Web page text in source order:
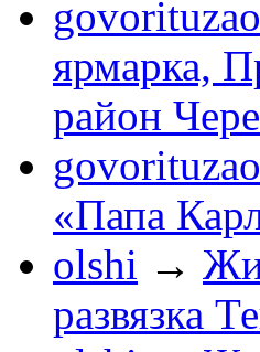
govorituzao
ярмарка,
район
govorituzao
«Папа
olshi →
развязка